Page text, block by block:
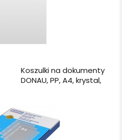
Koszulki na dokumenty
DONAU, PP, A4, krystal,